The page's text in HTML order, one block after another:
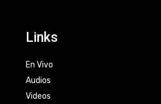
Links
En Vivo
Audios
Videos